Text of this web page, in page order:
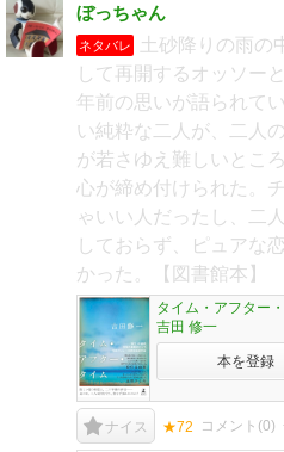
ぼっちゃん
ネタバレ
土砂降りの雨の
して再開するオッソー
年前の思いが語られて
い純粋な二人が、二人
が若さゆえ難しいとこ
心が締め付けられた。
ゃいい人だったし、二
しておらず、ピュアな
かった。【図書館本】
タイム・アフター
吉田 修一
本を登録
ナイス ★72 コメント(0)